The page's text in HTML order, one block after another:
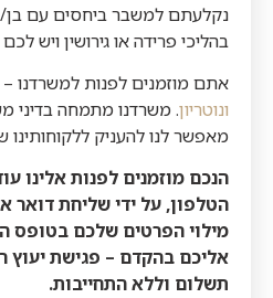
נקלעתםלמשבר ביחסים עם
בהליכי פרידה או גירושין ויש
אתם מוזמנים לפנות למשרדנו –
ונוטריון. משרדנו מתמחה בדיני
מאפשר לנו להעניק ללקוחותינו
הנכם מוזמנים לפנות אלינו
הטלפון, על ידי שליחת דואר
מילוי הפרטים שלכם בטופס
אליכם בהקדם – פגישת יעוץ
תשלום וללא התחייבות.